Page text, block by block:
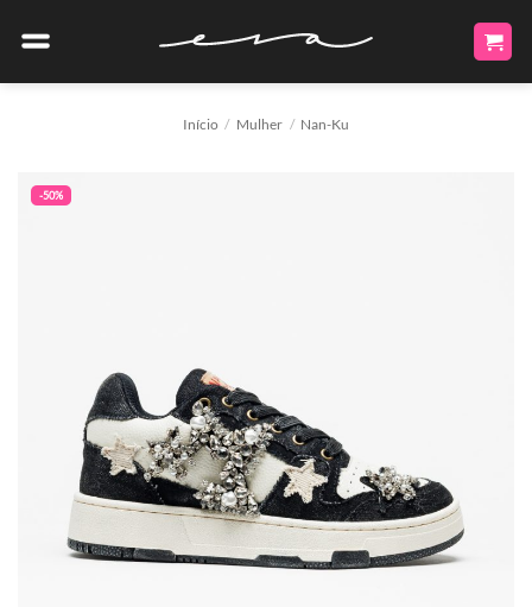
Início / Mulher / Nan-Ku
-50%